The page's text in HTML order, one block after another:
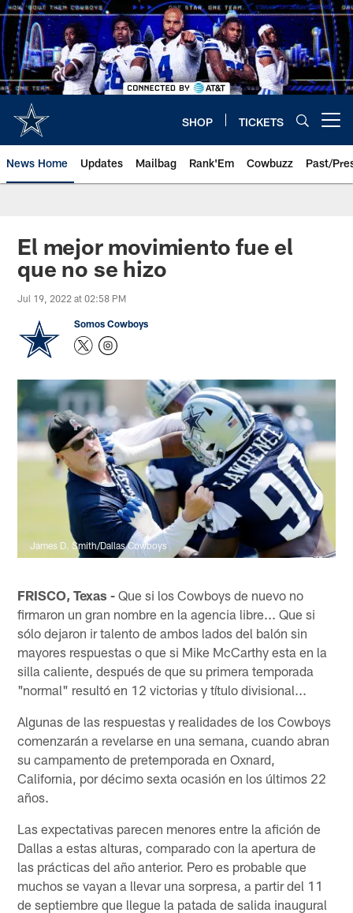
Skip
to
main
content
SHOP TICKETS
News Home Updates Mailbag Rank'Em Cowbuzz Past/
El mejor movimiento fue el
que no se hizo
Jul 19, 2022 at 02:58 PM
Somos Cowboys
James D. Smith/Dallas Cowboys
FRISCO, Texas - Que si los Cowboys de nuevo no
firmaron un gran nombre en la agencia libre... Que si
sólo dejaron ir talento de ambos lados del balón sin
mayores respuestas o que si Mike McCarthy esta en la
silla caliente, después de que su primera temporada
"normal" resultó en 12 victorias y título divisional...
Algunas de las respuestas y realidades de los Cowboys
comenzarán a revelarse en una semana, cuando abran
su campamento de pretemporada en Oxnard,
California, por décimo sexta ocasión en los últimos 22
años.
Las expectativas parecen menores entre la afición de
Dallas a estas alturas, comparado con la apertura de
las prácticas del año anterior. Pero es probable que
muchos se vayan a llevar una sorpresa, a partir del 11
de septiembre que llegue la patada de salida inaugural